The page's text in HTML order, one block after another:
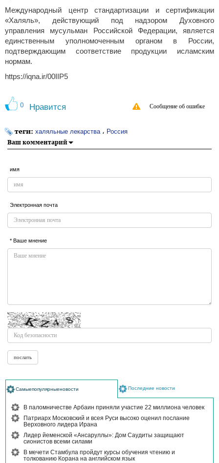
Международный центр стандартизации и сертификации
«Халяль», действующий под надзором Духовного
управления мусульман Российской Федерации, является
единственным уполномоченным органом в России,
подтверждающим соответствие продукции исламским
нормам.
https://iqna.ir/00IIP5
0 Нравится Сообщение об ошибке
теги: халяльные лекарства ، Россия
Ваш комментарий
имя
Электронная почта
* Ваше мнение
Самыепопулярныеновости Последние новости
В паломничестве Арбаин приняли участие 22 миллиона человек
Патриарх Московский и всея Руси высоко оценил послание
Верховного лидера Ирана
Лидер йеменской «Ансаруллы»: Дом Саудиты защищают
сионистов всеми силами
В мечети Стамбула пройдут курсы обучения чтению и
толкованию Корана на английском язык